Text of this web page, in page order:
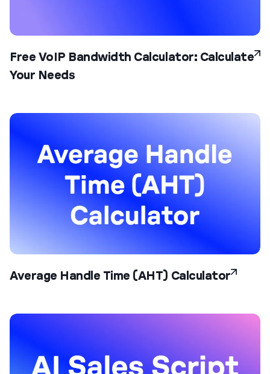
Free VoIP Bandwidth Calculator: Calculate
Your Needs
Average Handle Time (AHT) Calculator